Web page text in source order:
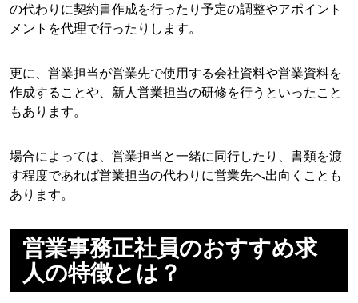
の代わりに契約書作成を行ったり予定の調整やアポイント
メントを代理で行ったりします。
更に、営業担当が営業先で使用する会社資料や営業資料を
作成することや、新人営業担当の研修を行うといったこと
もあります。
場合によっては、営業担当と一緒に同行したり、書類を渡
す程度であれば営業担当の代わりに営業先へ出向くことも
あります。
営業事務正社員のおすすめ求
人の特徴とは？